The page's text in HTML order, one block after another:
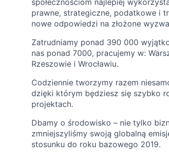
społecznościom najlepiej
prawne, strategiczne, podatkowe i
nowe odpowiedzi na złożone
Zatrudniamy ponad 390 000
nas ponad 7000, pracujemy w:
Rzeszowie i Wrocławiu.
Codziennie tworzymy razem
dzięki którym będziesz się szybko
projektach.
Dbamy o środowisko – nie tylko
zmniejszyliśmy swoją globalną
stosunku do roku bazowego 2019.